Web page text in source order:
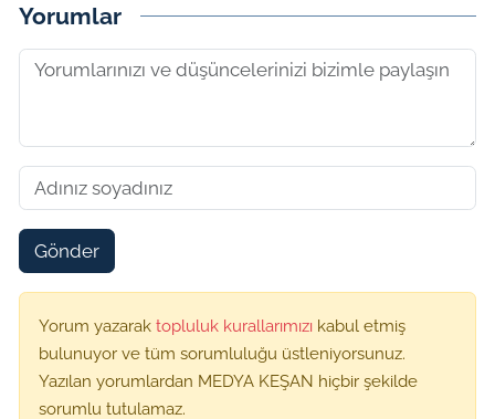
Yorumlar
Gönder
Yorum yazarak topluluk kurallarımızı kabul etmiş
bulunuyor ve tüm sorumluluğu üstleniyorsunuz.
Yazılan yorumlardan MEDYA KEŞAN hiçbir şekilde
sorumlu tutulamaz.